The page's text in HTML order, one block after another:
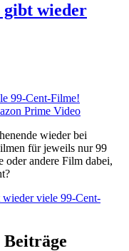
gibt wieder
99-Cent-Filme!
wieder bei
für jeweils nur 99
oder andere Film dabei,
viele 99-Cent-